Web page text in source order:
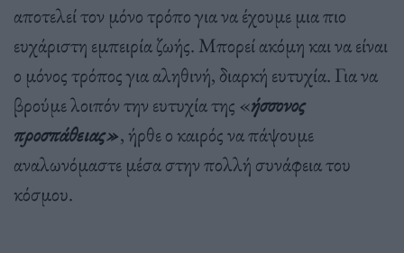
αποτελεί τον μόνο τρόπο για να έχουμε μια πιο
ευχάριστη εμπειρία ζωής. Μπορεί ακόμη και να είναι
ο μόνος τρόπος για αληθινή, διαρκή ευτυχία. Για να
βρούμε λοιπόν την ευτυχία της «ήσσονος
προσπάθειας», ήρθε ο καιρός να πάψουμε
αναλωνόμαστε μέσα στην πολλή συνάφεια του
κόσμου.